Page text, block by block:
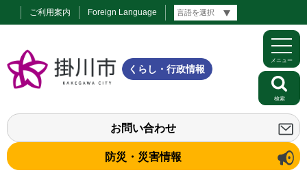
ご利用案内 Foreign Language
くらし・行政情報
お問い合わせ
防災・災害情報
メニュー
検索